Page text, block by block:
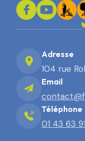
Adresse
104 rue
Email
Téléphone
01 43 63